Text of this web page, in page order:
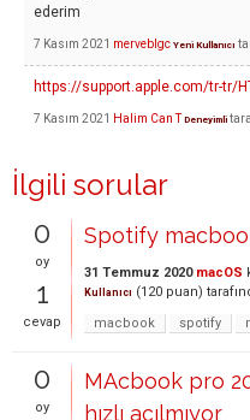
ederim
7 Kasım 2021 merveblgc Yeni Kullanıcı
https://support.apple.com/tr-tr/
7 Kasım 2021 Halim Can T Deneyimli
İlgili sorular
0
oy
1
cevap
Spotify
31 Temmuz 2020 macOS
Kullanıcı (120 puan)
macbook
spotify
0
oy
MAcbook pro
hızlı açılmıyor